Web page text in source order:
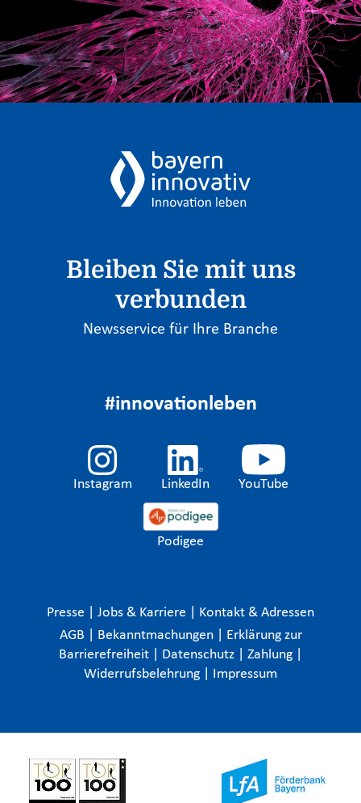
Bleiben Sie mit uns
verbunden
Newsservice für Ihre Branche
#innovationleben
Instagram LinkedIn YouTube
Podigee
Presse Jobs & Karriere
Kontakt & Adressen
AGB
Bekanntmachungen
Erklärung zur
Barrierefreiheit
Datenschutz Zahlung
Widerrufsbelehrung
Impressum